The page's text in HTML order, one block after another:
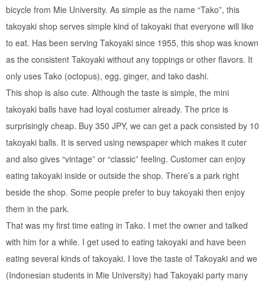
bicycle from Mie University. As simple as the name “Tako”, this
takoyaki shop serves simple kind of takoyaki that everyone will like
to eat. Has been serving Takoyaki since 1955, this shop was known
as the consistent Takoyaki without any toppings or other flavors. It
only uses Tako (octopus), egg, ginger, and tako dashi.
This shop is also cute. Although the taste is simple, the mini
takoyaki balls have had loyal costumer already. The price is
surprisingly cheap. Buy 350 JPY, we can get a pack consisted by 10
takoyaki balls. It is served using newspaper which makes it cuter
and also gives “vintage” or “classic” feeling. Customer can enjoy
eating takoyaki inside or outside the shop. There’s a park right
beside the shop. Some people prefer to buy takoyaki then enjoy
them in the park.
That was my first time eating in Tako. I met the owner and talked
with him for a while. I get used to eating takoyaki and have been
eating several kinds of takoyaki. I love the taste of Takoyaki and we
(Indonesian students in Mie University) had Takoyaki party many